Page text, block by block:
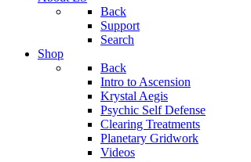
Back
Support
Search
Shop
Back
Intro to Ascension
Krystal Aegis
Psychic Self Defense
Clearing Treatments
Planetary Gridwork
Videos